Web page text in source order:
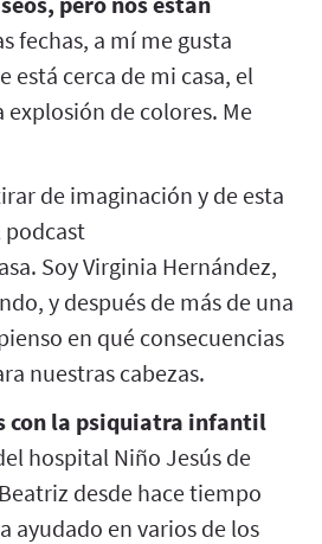
fechas, a mí me gusta
está cerca de mi casa, el
explosión de colores. Me
de imaginación y de esta
podcast
Soy Virginia Hernández,
y después de más de una
en qué consecuencias
nuestras cabezas.
con la psiquiatra infantil
hospital Niño Jesús de
desde hace tiempo
ayudado en varios de los